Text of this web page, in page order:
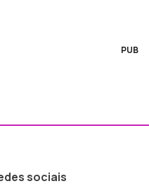
PUB
sociais